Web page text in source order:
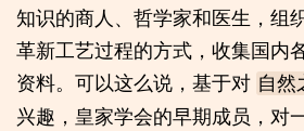
知识的商人、哲学家和医生，组
革新工艺过程的方式，收集国内
资料。可以这么说，基于对 自然
兴趣，皇家学会的早期成员，对